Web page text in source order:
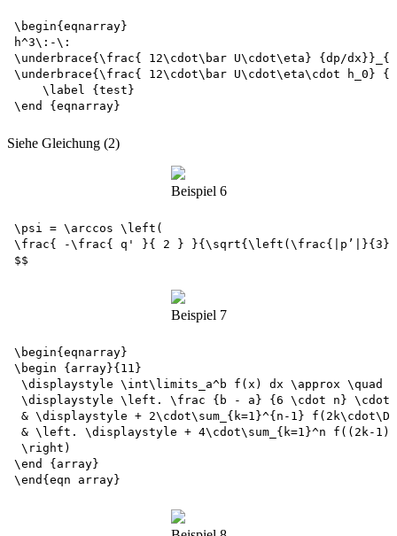
\begin{eqnarray}
h^3\:-\:
\underbrace{\frac{ 12\cdot\bar U\cdot\eta} {dp/
\underbrace{\frac{ 12\cdot\bar U\cdot\eta\cdot
    \label {test}
Siehe Gleichung (2)
Beispiel 6
\psi = \arccos \left(
\frac{ -\frac{ q' }{ 2 }
Beispiel 7
\begin{eqnarray}
\begin {array}{11}
\displaystyle \int\limits_a^b f(x) dx \approx \quad
\displaystyle \left. \frac {b - a} {6 \cdot n}
& \displaystyle + 2\cdot\sum_{k=1}^{n-1}
& \left. \displaystyle + 4\cdot\sum_{k=1}^n f((2k-
\right)
\end {array}